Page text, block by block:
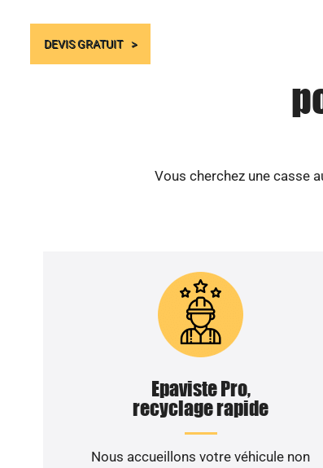
DEVIS GRATUIT
Vous cherchez une casse
Epaviste Pro,
recyclage rapide
Nous accueillons votre véhicule non